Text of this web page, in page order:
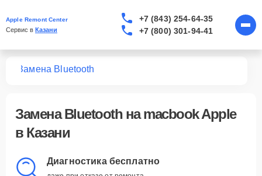
Apple Remont Center
Сервис в Казани
+7 (843) 254-64-35
+7 (800) 301-94-41
Замена Bluetooth
Замена Bluetoothна macbook Apple
в Казани
Диагностика бесплатно